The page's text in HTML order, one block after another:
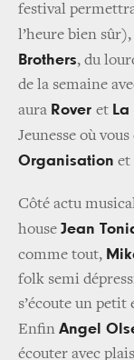
festival
l’heure bien
Brothers, du
de la semaine
aura Rover et
Jeunesse où
Organisation et
Côté actu
house Jean
comme tout,
folk semi
s’écoute un
Enfin Angel
écouter avec